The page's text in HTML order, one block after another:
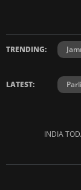
TRENDING:
LATEST:
INDIA